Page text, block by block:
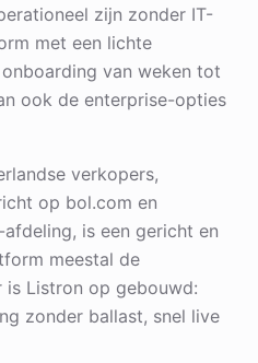
zijn zonder IT-
met een lichte
van weken tot
ook de enterprise-opties
verkopers,
op bol.com en
is een gericht en
meestal de
is Listron op gebouwd:
zonder ballast, snel live